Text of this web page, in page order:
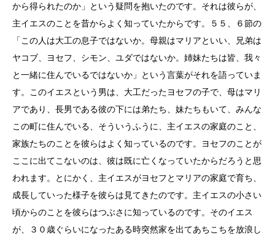
から得られたのか」という疑問を抱いたのです。それは彼らが、
主イエスのことを昔からよく知っていたからです。５５、６節の
「この人は大工の息子ではないか。母親はマリアといい、兄弟は
ヤコブ、ヨセフ、シモン、ユダではないか。姉妹たちは皆、我々
と一緒に住んでいるではないか」という言葉がそれを語っていま
す。このイエスという男は、大工だったヨセフの子で、母はマリ
アであり、長男である彼の下には弟たち、妹たちもいて、みんな
この町に住んでいる、そういうふうに、主イエスの家庭のこと、
家族たちのことを彼らはよく知っているのです。ヨセフのことが
ここに出てこないのは、彼は既に亡くなっていたからだろうと思
われます。とにかく、主イエスがヨセフとマリアの家庭で育ち、
成長していった様子を彼らは見てきたのです。主イエスの小さい
頃からのことを彼らはつぶさに知っているのです。そのイエス
が、３０歳ぐらいになったある時突然家を出てあちこちを放浪し